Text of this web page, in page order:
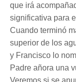
que irá
significativa para
Cuando terminó
superior de los
y Francisco lo
Padre añora una